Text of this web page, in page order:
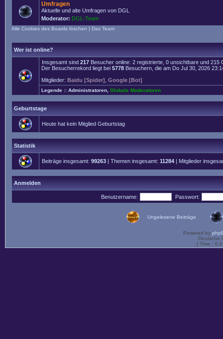
Umfragen
Aktuelle und alte Umfragen von DGL
Moderator: DGL-Team
Alle Cookies des Boards löschen | Das Team
Wer ist online?
Insgesamt sind 217 Besucher online: 2 registrierte, 0 unsichtbare und
Der Besucherrekord liegt bei 5778 Besuchern, die am Do Jul 30, 2026
Mitglieder: Baidu [Spider] Google [Bot]
Legende :: Administratoren Globale Moderatoren
Geburtstage
Heute hat kein Mitglied Geburtstag
Statistik
Beiträge insgesamt: 99263 | Themen insgesamt: 11284 | Mitglieder
Anmelden
Benutzername: Passwort:
Ungelesene Beiträge
Powered by
Deutsche
[ Time :